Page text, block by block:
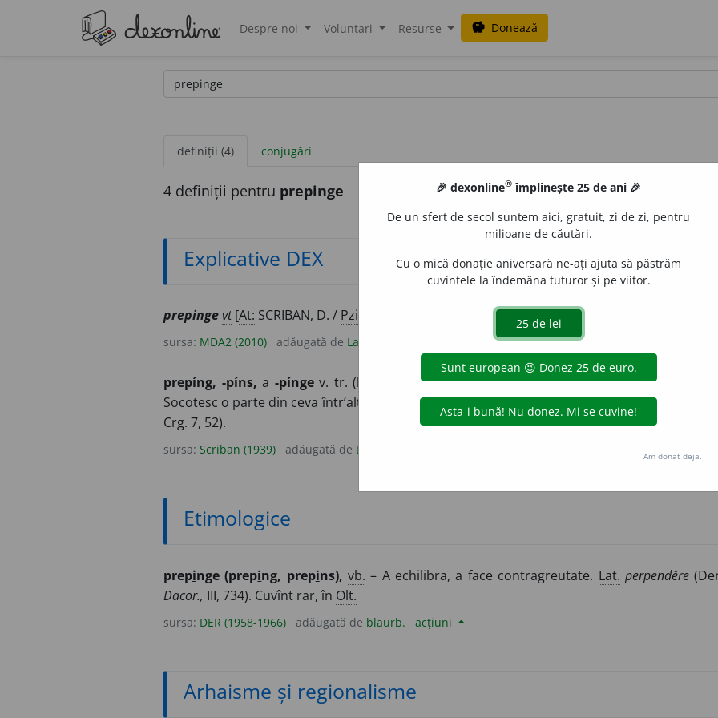
Despre noi Voluntari Resurse savings Donează
definiții (4) conjugări
4 definiții pentru prepinge
Explicative DEX
prepingevt[At: SCRIBAN, D. / Pzi: ) A echilibra un întreg.
sursa: MDA2 (2010) adăugată de LauraGellner
prepíng, -píns, a -píngev. tr. (lat. per-péndere,„a cîntări, a socoti exact”, compus ca și
Socotesc o parte din ceva într’alt loc:
s’a prepins de la fie-care lot cîte un stînjen ca să ĭasă și
Crg. 7, 52).
sursa: Scriban (1939) adăugată de LauraGellner
Etimologice
prepinge (preping, prepins), vb. – A echilibra, a face contragreutate. Lat. perpendĕre
Dacor., III, 734). Cuvînt rar, în Olt.
sursa: DER (1958-1966) adăugată de blaurb. acțiuni
Arhaisme și regionalisme
🎉 dexonline® împlinește 25 de ani 🎉
De un sfert de secol suntem aici, gratuit, zi de zi, pentru
milioane de căutări.
Cu o mică donație aniversară ne-ați ajuta să păstrăm
cuvintele la îndemâna tuturor și pe viitor.
Am donat deja.